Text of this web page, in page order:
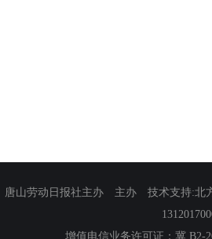
山劳动日报社主办 主办 技术支持:北
增值电信业务许可证：冀 B2-